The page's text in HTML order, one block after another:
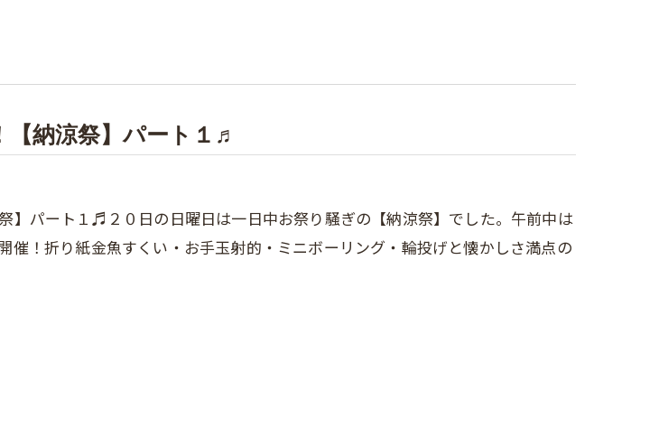
【納涼祭】パート１♬
】パート１♬２０日の日曜日は一日中お祭り騒ぎの【納涼祭】でした。午前中は
催！折り紙金魚すくい・お手玉射的・ミニボーリング・輪投げと懐かしさ満点の